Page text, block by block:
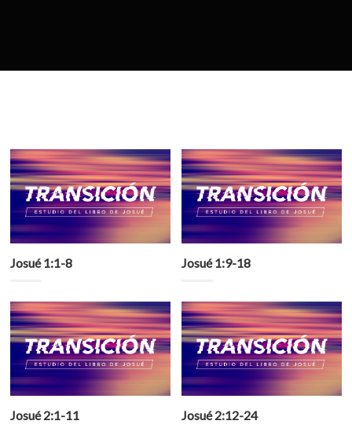
Josué 1:1-8 Josué 1:9-18
Josué 2:1-11 Josué 2:12-24